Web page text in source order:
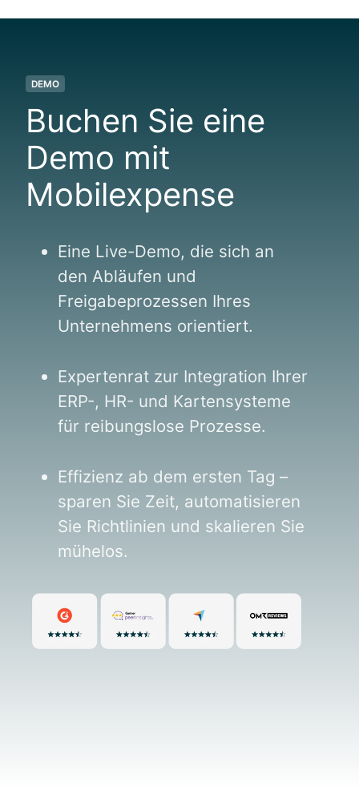
DEMO
Buchen Sie eine
Demo mit
Mobilexpense
Eine Live-Demo, die sich an
den Abläufen und
Freigabeprozessen Ihres
Unternehmens orientiert.
Expertenrat zur Integration Ihrer
ERP-, HR- und Kartensysteme
für reibungslose Prozesse.
Effizienz ab dem ersten Tag –
sparen Sie Zeit, automatisieren
Sie Richtlinien und skalieren Sie
mühelos.